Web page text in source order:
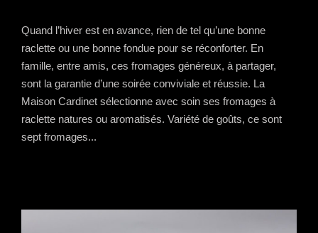
Quand l’hiver est en avance, rien de tel qu’une bonne
raclette ou une bonne fondue pour se réconforter. En
famille, entre amis, ces fromages généreux, à partager,
sont la garantie d’une soirée conviviale et réussie. La
Maison Cardinet sélectionne avec soin ses fromages à
raclette natures ou aromatisés. Variété de goûts, ce sont
sept fromages...